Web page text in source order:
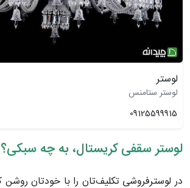
لوستر
لوستر ستامنس
09125599915
لوستر سقفی کریستال، به چه سبکی؟
در لوسترفروشی تکلیف‌تان را با خودتان